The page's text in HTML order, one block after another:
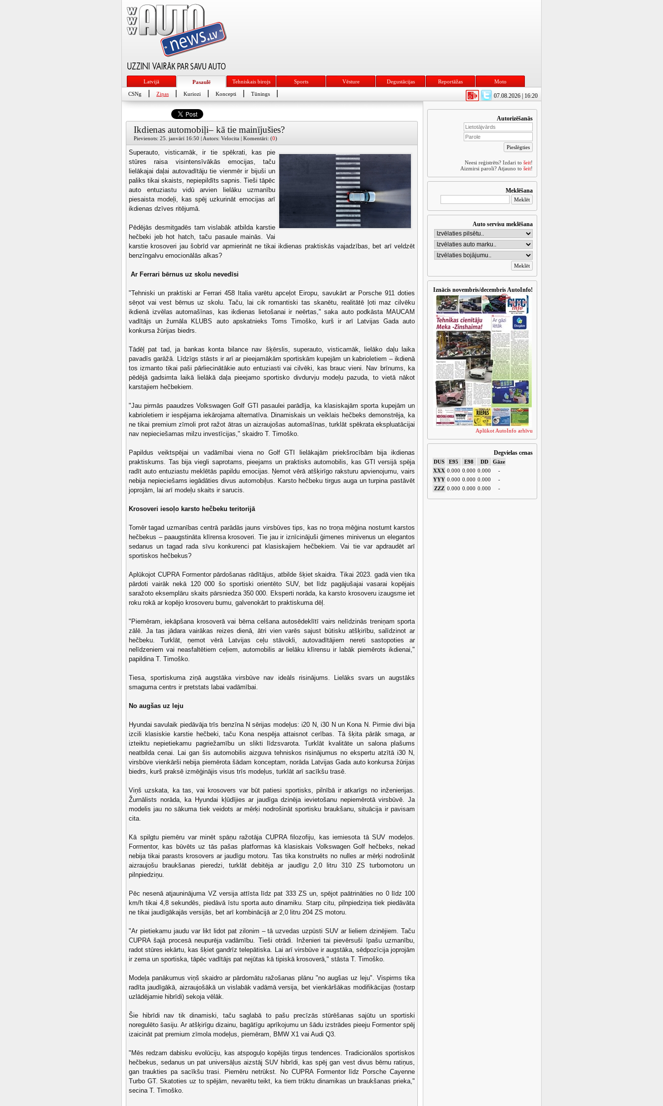
Latvijā Pasaulē Tehniskais birojs Sports Vēsture Degustācijas Reportāžas Moto
07.08.2026 | 16:20
CSNg Ziņas Kuriozi Koncepti Tūnings
Ikdienas automobiļi– kā tie mainījušies?
Pievienots: 25. janvārī 16:50 | Autors: Velocita | Komentāri: (0)
Superauto, visticamāk, ir tie spēkrati, kas pie
stūres raisa visintensīvākās emocijas, taču
lielākajai daļai autovadītāju tie vienmēr ir bijuši un
paliks tikai skaists, nepiepildīts sapnis. Tieši tāpēc
auto entuziastu vidū arvien lielāku uzmanību
piesaista modeļi, kas spēj uzkurināt emocijas arī
ikdienas dzīves ritējumā.
Pēdējās desmitgadēs tam vislabāk atbilda karstie
hečbeki jeb hot hatch, taču pasaule mainās. Vai
karstie krosoveri jau šobrīd var apmierināt ne tikai ikdienas praktiskās vajadzības, bet arī veldzēt
benzīngalvu emocionālās alkas?
Ar Ferrari bērnus uz skolu nevedīsi
"Tehniski un praktiski ar Ferrari 458 Italia varētu apceļot Eiropu, savukārt ar Porsche 911 doties
sēņot vai vest bērnus uz skolu. Taču, lai cik romantiski tas skanētu, realitātē ļoti maz cilvēku
ikdienā izvēlas automašīnas, kas ikdienas lietošanai ir neērtas," saka auto podkāsta MAUCAM
vadītājs un žurnāla KLUBS auto apskatnieks Toms Timoško, kurš ir arī Latvijas Gada auto
konkursa žūrijas biedrs.
Tādēļ pat tad, ja bankas konta bilance nav šķērslis, superauto, visticamāk, lielāko daļu laika
pavadīs garāžā. Līdzīgs stāsts ir arī ar pieejamākām sportiskām kupejām un kabrioletiem – ikdienā
tos izmanto tikai paši pārliecinātākie auto entuziasti vai cilvēki, kas brauc vieni. Nav brīnums, ka
pēdējā gadsimta laikā lielākā daļa pieejamo sportisko divdurvju modeļu pazuda, to vietā nākot
karstajiem hečbekiem.
"Jau pirmās paaudzes Volkswagen Golf GTI pasaulei parādīja, ka klasiskajām sporta kupejām un
kabrioletiem ir iespējama iekārojama alternatīva. Dinamiskais un veiklais hečbeks demonstrēja, ka
ne tikai premium zīmoli prot ražot ātras un aizraujošas automašīnas, turklāt spēkrata ekspluatācijai
nav nepieciešamas milzu investīcijas," skaidro T. Timoško.
Papildus veiktspējai un vadāmībai viena no Golf GTI lielākajām priekšrocībām bija ikdienas
praktiskums. Tas bija viegli saprotams, pieejams un praktisks automobilis, kas GTI versijā spēja
radīt auto entuziastu meklētās papildu emocijas. Ņemot vērā atšķirīgo raksturu apvienojumu, vairs
nebija nepieciešams iegādāties divus automobiļus. Karsto hečbeku tirgus auga un turpina pastāvēt
joprojām, lai arī modeļu skaits ir sarucis.
Krosoveri iesoļo karsto hečbeku teritorijā
Tomēr tagad uzmanības centrā parādās jauns virsbūves tips, kas no troņa mēģina nostumt karstos
hečbekus – paaugstināta klīrensa krosoveri. Tie jau ir iznīcinājuši ģimenes minivenus un elegantos
sedanus un tagad rada sīvu konkurenci pat klasiskajiem hečbekiem. Vai tie var apdraudēt arī
sportiskos hečbekus?
Aplūkojot CUPRA Formentor pārdošanas rādītājus, atbilde šķiet skaidra. Tikai 2023. gadā vien tika
pārdoti vairāk nekā 120 000 šo sportiski orientēto SUV, bet līdz pagājušajai vasarai kopējais
saražoto eksemplāru skaits pārsniedza 350 000. Eksperti norāda, ka karsto krosoveru izaugsme iet
roku rokā ar kopējo krosoveru bumu, galvenokārt to praktiskuma dēļ.
"Piemēram, iekāpšana krosoverā vai bērna celšana autosēdeklītī vairs nelīdzinās treniņam sporta
zālē. Ja tas jādara vairākas reizes dienā, ātri vien varēs sajust būtisku atšķirību, salīdzinot ar
hečbeku. Turklāt, ņemot vērā Latvijas ceļu stāvokli, autovadītājiem nereti sastopoties ar
nelīdzeniem vai neasfaltētiem ceļiem, automobilis ar lielāku klīrensu ir labāk piemērots ikdienai,"
papildina T. Timoško.
Tiesa, sportiskuma ziņā augstāka virsbūve nav ideāls risinājums. Lielāks svars un augstāks
smaguma centrs ir pretstats labai vadāmībai.
No augšas uz leju
Hyundai savulaik piedāvāja trīs benzīna N sērijas modeļus: i20 N, i30 N un Kona N. Pirmie divi bija
izcili klasiskie karstie hečbeki, taču Kona nespēja attaisnot cerības. Tā šķita pārāk smaga, ar
izteiktu nepietiekamu pagriežamību un slikti līdzsvarota. Turklāt kvalitāte un salona plašums
neatbilda cenai. Lai gan šis automobilis aizguva tehniskos risinājumus no ekspertu atzītā i30 N,
virsbūve vienkārši nebija piemērota šādam konceptam, norāda Latvijas Gada auto konkursa žūrijas
biedrs, kurš praksē izmēģinājis visus trīs modeļus, turklāt arī sacīkšu trasē.
Viņš uzskata, ka tas, vai krosovers var būt patiesi sportisks, pilnībā ir atkarīgs no inženierijas.
Žurnālists norāda, ka Hyundai kļūdījies ar jaudīga dzinēja ievietošanu nepiemērotā virsbūvē. Ja
modelis jau no sākuma tiek veidots ar mērķi nodrošināt sportisku braukšanu, situācija ir pavisam
cita.
Kā spilgtu piemēru var minēt spāņu ražotāja CUPRA filozofiju, kas iemiesota tā SUV modeļos.
Formentor, kas būvēts uz tās pašas platformas kā klasiskais Volkswagen Golf hečbeks, nekad
nebija tikai parasts krosovers ar jaudīgu motoru. Tas tika konstruēts no nulles ar mērķi nodrošināt
aizraujošu braukšanas pieredzi, turklāt debitēja ar jaudīgu 2,0 litru 310 ZS turbomotoru un
pilnpiedziņu.
Pēc nesenā atjauninājuma VZ versija attīsta līdz pat 333 ZS un, spējot paātrināties no 0 līdz 100
km/h tikai 4,8 sekundēs, piedāvā īstu sporta auto dinamiku. Starp citu, pilnpiedziņa tiek piedāvāta
ne tikai jaudīgākajās versijās, bet arī kombinācijā ar 2,0 litru 204 ZS motoru.
"Ar pietiekamu jaudu var likt lidot pat zilonim – tā uzvedas uzpūsti SUV ar lieliem dzinējiem. Taču
CUPRA šajā procesā neupurēja vadāmību. Tieši otrādi. Inženieri tai pievērsuši īpašu uzmanību,
radot stūres iekārtu, kas šķiet gandrīz telepātiska. Lai arī virsbūve ir augstāka, sēdpozīcija joprojām
ir zema un sportiska, tāpēc vadītājs pat nejūtas kā tipiskā krosoverā," stāsta T. Timoško.
Modeļa panākumus viņš skaidro ar pārdomātu ražošanas plānu "no augšas uz leju". Vispirms tika
radīta jaudīgākā, aizraujošākā un vislabāk vadāmā versija, bet vienkāršākas modifikācijas (tostarp
uzlādējamie hibrīdi) sekoja vēlāk.
Šie hibrīdi nav tik dinamiski, taču saglabā to pašu precīzās stūrēšanas sajūtu un sportiski
noregulēto šasiju. Ar atšķirīgu dizainu, bagātīgu aprīkojumu un šādu izstrādes pieeju Formentor spēj
izaicināt pat premium zīmola modeļus, piemēram, BMW X1 vai Audi Q3.
"Mēs redzam dabisku evolūciju, kas atspoguļo kopējās tirgus tendences. Tradicionālos sportiskos
hečbekus, sedanus un pat universāļus aizstāj SUV hibrīdi, kas spēj gan vest divus bērnu ratiņus,
gan traukties pa sacīkšu trasi. Piemēru netrūkst. No CUPRA Formentor līdz Porsche Cayenne
Turbo GT. Skatoties uz to spējām, nevarētu teikt, ka tiem trūktu dinamikas un braukšanas prieka,"
secina T. Timoško.
Autorizēšanās
Neesi reģistrēts? Izdari to šeit!
Aizmirsi paroli? Atjauno to šeit!
Meklēšana
Auto servisu meklēšana
Iznācis novembris/decembris AutoInfo!
Aplūkot AutoInfo arhīvu
Degvielas cenas
DUS E95 E98 DD
Gāze
XXX 0.000 0.000 0.000
-
YYY 0.000 0.000 0.000
-
ZZZ 0.000 0.000 0.000 -